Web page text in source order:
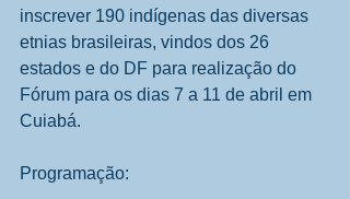
inscrever 190 indígenas das diversas
etnias brasileiras, vindos dos 26
estados e do DF para realização do
Fórum para os dias 7 a 11 de abril em
Cuiabá.
Programação: